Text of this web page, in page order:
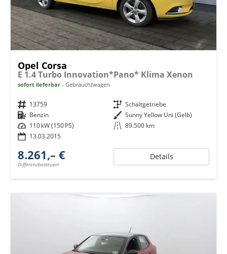
Opel Corsa
E 1.4 Turbo Innovation*Pano* Klima Xenon
sofort lieferbar Gebrauchtwagen
Fahrzeugnr. 13759 Getriebe Schaltgetriebe
Kraftstoff Benzin Außenfarbe Sunny Yellow Uni (Gelb)
Leistung 110 kW (150 PS) Kilometerstand 89.500 km
13.03.2015
8.261,– €
Differenzbesteuert
Details